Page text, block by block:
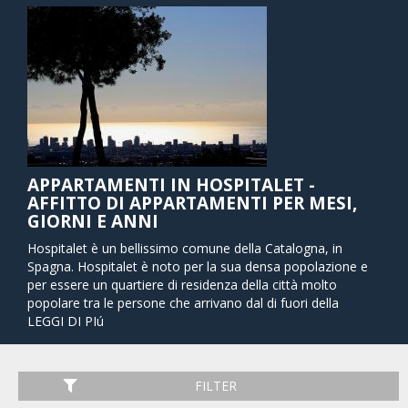
APPARTAMENTI IN HOSPITALET -
AFFITTO DI APPARTAMENTI PER MESI,
GIORNI E ANNI
Hospitalet è un bellissimo comune della Catalogna, in
Spagna. Hospitalet è noto per la sua densa popolazione e
per essere un quartiere di residenza della città molto
popolare tra le persone che arrivano dal di fuori della
Spagna. Nell'anno 2006, oltre il 22% dei suoi abitanti erano
Hospitalet è formato da due aree distinte. Se si vuole
LEGGI DI PIú
FILTER